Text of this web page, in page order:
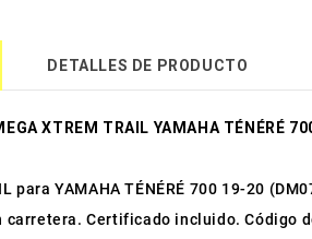
DETALLES DE PRODUCTO
XTREM TRAIL YAMAHA TÉNÉRÉ
para YAMAHA TÉNÉRÉ 700 19-20
carretera. Certificado incluido. Código